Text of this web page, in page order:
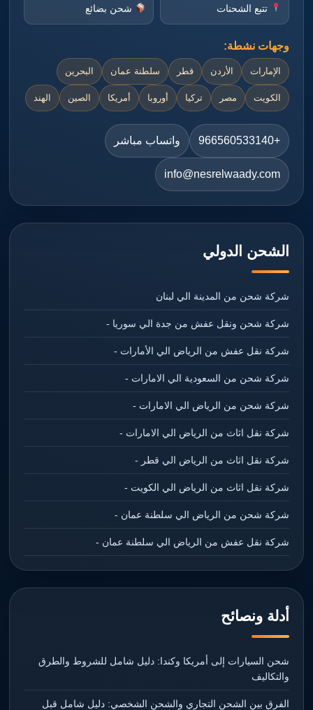
تتبع الشحنات شحن بضائع
وجهات نشطة:
الإمارات الأردن قطر سلطنة عمان البحرين
الكويت مصر تركيا أوروبا أمريكا الصين الهند
+966560533140 واتساب مباشر
info@nesrelwaady.com
الشحن الدولي
شركة شحن من المدينة الي لبنان
شركة شحن ونقل عفش من جدة الي سوريا -
شركة نقل عفش من الرياض الي الأمارات -
شركة شحن من السعودية الي الامارات -
شركة شحن من الرياض الي الامارات -
شركة نقل اثاث من الرياض الي الامارات -
شركة نقل اثاث من الرياض الي قطر -
شركة نقل اثاث من الرياض الي الكويت -
شركة شحن من الرياض الي سلطنة عمان -
شركة نقل عفش من الرياض الي سلطنة عمان -
أدلة ونصائح
شحن السيارات إلى أمريكا وكندا: دليل شامل للشروط والطرق
والتكاليف
الفرق بين الشحن التجاري والشحن الشخصي: دليل شامل قبل